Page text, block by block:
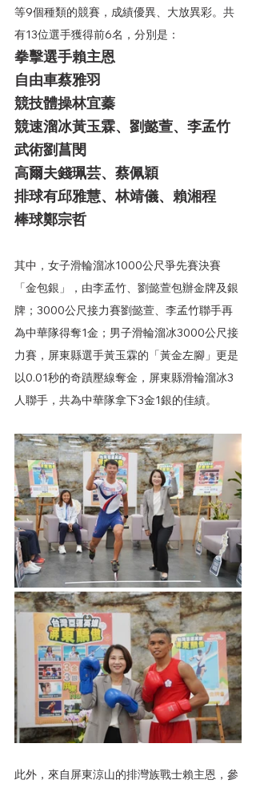
等9個種類的競賽，成績優異、大放異彩。共
有13位選手獲得前6名，分別是：
拳擊選手賴主恩
自由車蔡雅羽
競技體操林宜蓁
競速溜冰黃玉霖、劉懿萱、李孟竹
武術劉菖閔
高爾夫錢珮芸、蔡佩穎
排球有邱雅慧、林靖儀、賴湘程
棒球鄭宗哲
其中，女子滑輪溜冰1000公尺爭先賽決賽
「金包銀」，由李孟竹、劉懿萱包辦金牌及銀
牌；3000公尺接力賽劉懿萱、李孟竹聯手再
為中華隊得奪1金；男子滑輪溜冰3000公尺接
力賽，屏東縣選手黃玉霖的「黃金左腳」更是
以0.01秒的奇蹟壓線奪金，屏東縣滑輪溜冰3
人聯手，共為中華隊拿下3金1銀的佳績。
此外，來自屏東涼山的排灣族戰士賴主恩，參